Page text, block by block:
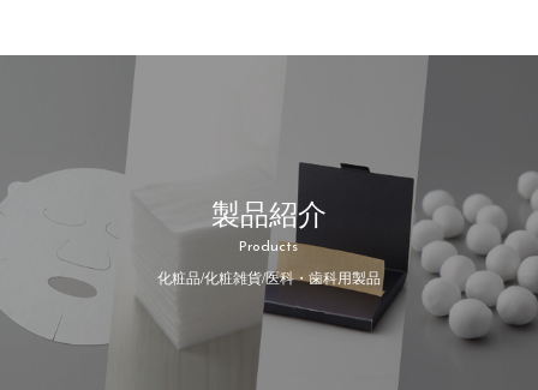
製品紹介
Products
化粧品/化粧雑貨/医科・歯科用製品